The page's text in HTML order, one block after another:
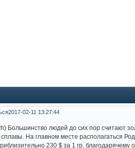
2017-02-11 13:27:44
Большинство людей до сих пор считают
На главном месте располагаться
230 $ за 1 гр,